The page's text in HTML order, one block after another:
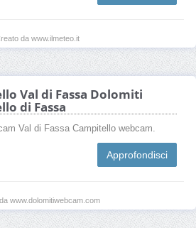
da www.ilmeteo.it
Val di Fassa Dolomiti
di Fassa
Val di Fassa Campitello webcam.
Approfondisci
www.dolomitiwebcam.com